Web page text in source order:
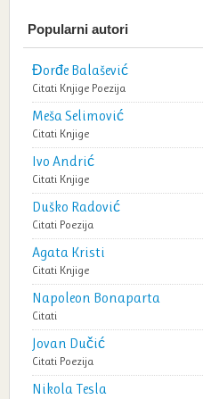
Popularni autori
Đorđe Balašević
Citati Knjige Poezija
Meša Selimović
Citati Knjige
Ivo Andrić
Citati Knjige
Duško Radović
Citati Poezija
Agata Kristi
Citati Knjige
Napoleon Bonaparta
Citati
Jovan Dučić
Citati Poezija
Nikola Tesla